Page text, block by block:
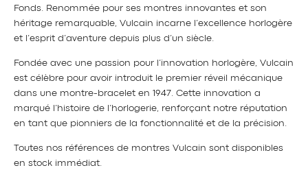
Fonds. Renommée pour ses montres innovantes et son
héritage remarquable, Vulcain incarne l’excellence horlogère
et l’esprit d’aventure depuis plus d’un siècle.
Fondée avec une passion pour l’innovation horlogère, Vulcain
est célèbre pour avoir introduit le premier réveil mécanique
dans une montre-bracelet en 1947. Cette innovation a
marqué l’histoire de l’horlogerie, renforçant notre réputation
en tant que pionniers de la fonctionnalité et de la précision.
Toutes nos références de montres Vulcain sont disponibles
en stock immédiat.